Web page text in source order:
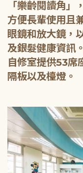
「樂齡閱讀角」
方便長輩使用且
眼鏡和放大鏡，
及銀髮健康資訊。
自修室提供53席